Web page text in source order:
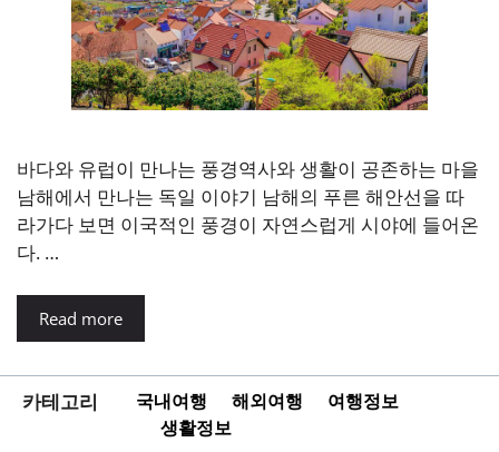
바다와 유럽이 만나는 풍경역사와 생활이 공존하는 마을
남해에서 만나는 독일 이야기 남해의 푸른 해안선을 따
라가다 보면 이국적인 풍경이 자연스럽게 시야에 들어온
다. …
Read more
카테고리 국내여행 해외여행
여행정보
생활정보